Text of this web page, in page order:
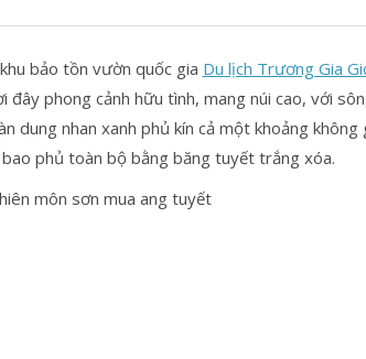
bảo tồn vườn quốc gia Du lịch Trương Gia
đây phong cảnh hữu tình, mang núi cao, với
dung nhan xanh phủ kín cả một khoảng
phủ toàn bộ bằng băng tuyết trắng xóa.